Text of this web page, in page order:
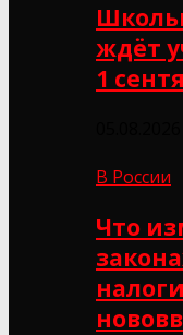
ждёт
1
В России
Что